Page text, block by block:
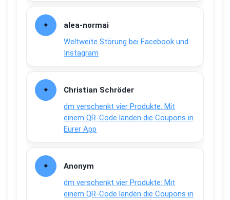
alea-normai
Weltweite Störung bei Facebook und
Instagram
Christian Schröder
dm verschenkt vier Produkte: Mit
einem QR-Code landen die Coupons in
Eurer App
Anonym
dm verschenkt vier Produkte: Mit
einem QR-Code landen die Coupons in